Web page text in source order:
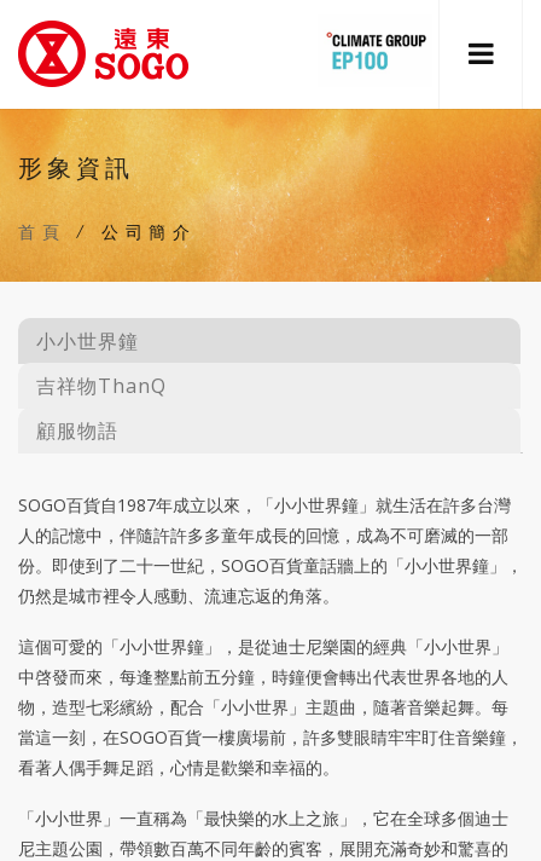
形象資訊
首頁 /公司簡介
小小世界鐘
吉祥物ThanQ
顧服物語
SOGO百貨自1987年成立以來，「小小世界鐘」就生活在許多台灣
人的記憶中，伴隨許許多多童年成長的回憶，成為不可磨滅的一部
份。即使到了二十一世紀，SOGO百貨童話牆上的「小小世界鐘」，
仍然是城市裡令人感動、流連忘返的角落。
這個可愛的「小小世界鐘」，是從迪士尼樂園的經典「小小世界」
中啓發而來，每逢整點前五分鐘，時鐘便會轉出代表世界各地的人
物，造型七彩繽紛，配合「小小世界」主題曲，隨著音樂起舞。每
當這一刻，在SOGO百貨一樓廣場前，許多雙眼睛牢牢盯住音樂鐘，
看著人偶手舞足蹈，心情是歡樂和幸福的。
「小小世界」一直稱為「最快樂的水上之旅」，它在全球多個迪士
尼主題公園，帶領數百萬不同年齡的賓客，展開充滿奇妙和驚喜的